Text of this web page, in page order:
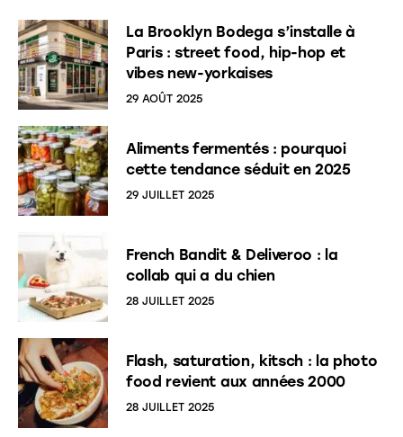
La Brooklyn Bodega s’installe à
Paris : street food, hip-hop et
vibes new-yorkaises
29 AOÛT 2025
Aliments fermentés : pourquoi
cette tendance séduit en 2025
29 JUILLET 2025
French Bandit & Deliveroo : la
collab qui a du chien
28 JUILLET 2025
Flash, saturation, kitsch : la photo
food revient aux années 2000
28 JUILLET 2025